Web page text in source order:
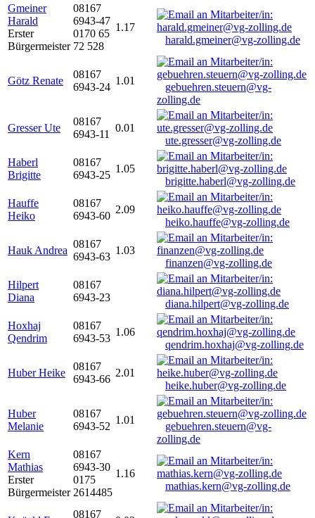
Gmeiner
Harald
Erster
Bürgermeister
08167
6943-47
0170 65
72 528
1.17
harald.gmeiner@vg-zolling.de
Götz Renate
08167
6943-24
1.01
gebuehren.steuern@vg-
zolling.de
Gresser Ute
08167
6943-11
0.01
ute.gresser@vg-zolling.de
Haberl
Brigitte
08167
6943-25
1.05
brigitte.haberl@vg-zolling.de
Hauffe
Heiko
08167
6943-60
2.09
heiko.hauffe@vg-zolling.de
Hauk Andrea
08167
6943-63
1.03
finanzen@vg-zolling.de
Hilpert
Diana
08167
6943-23
diana.hilpert@vg-zolling.de
Hoxhaj
Qendrim
08167
6943-53
1.06
qendrim.hoxhaj@vg-zolling.de
Huber Heike
08167
6943-66
2.01
heike.huber@vg-zolling.de
Huber
Melanie
08167
6943-52
1.01
gebuehren.steuern@vg-
zolling.de
Kern
Mathias
Erster
Bürgermeister
08167
6943-30
0175
2614485
1.16
mathias.kern@vg-zolling.de
08167